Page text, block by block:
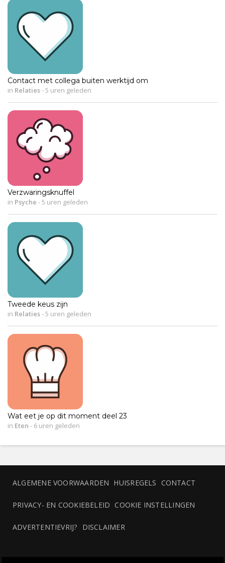
Contact met collega buiten werktijd om
in Relaties-5 uren geleden
Verzwaringsknuffel
in Psyche -5 uren geleden
Tweede keus zijn
in Relaties-5 uren geleden
Wat eet je op dit moment deel 23
in Eten - 6 uren geleden
ALGEMENE VOORWAARDEN HUISREGELS CONTACT
PRIVACY- EN COOKIEBELEID COOKIE INSTELLINGEN
ADVERTENTIEVRIJ? DISCLAIMER